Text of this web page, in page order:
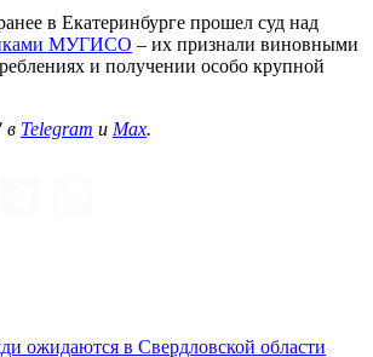
в Екатеринбурге прошел суд над
МУГИСО – их признали виновными
и получении особо крупной
в Telegram и Max.
ожидаются в Свердловской области